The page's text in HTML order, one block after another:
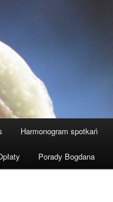
Harmonogram spotkań
Porady Bogdana